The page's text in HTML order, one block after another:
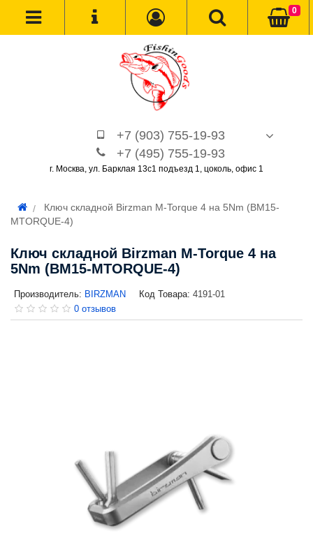
+7 (903) 755-19-93
+7 (495) 755-19-93
г. Москва, ул. Барклая 13с1 подъезд 1, цоколь, офис 1
0
Ключ складной Birzman M-Torque 4 на 5Nm (BM15-
MTORQUE-4)
Ключ складной Birzman M-Torque 4 на
5Nm (BM15-MTORQUE-4)
Производитель: BIRZMAN Код Товара: 4191-01
0 отзывов